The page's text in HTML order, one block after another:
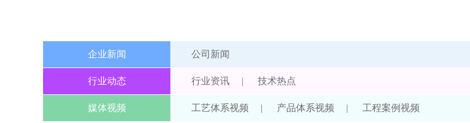
企业新闻 公司新闻
行业动态 行业资讯 | 技术热点
媒体视频 工艺体系视频 | 产品体系视频 | 工程案例视频